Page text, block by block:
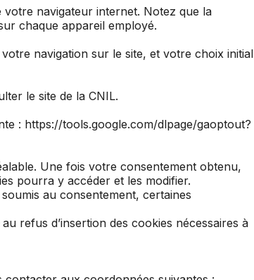
votre navigateur internet. Notez que la
chaque appareil employé.
navigation sur le site, et votre choix initial
le site de la CNIL.
: https://tools.google.com/dlpage/gaoptout?
Une fois votre consentement obtenu,
pourra y accéder et les modifier.
au consentement, certaines
refus d’insertion des cookies nécessaires à